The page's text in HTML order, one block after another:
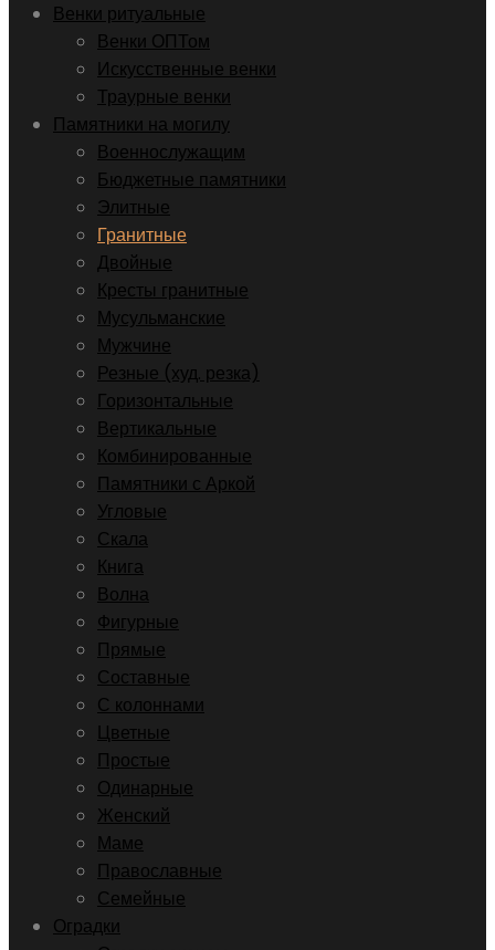
Венки ритуальные
Венки ОПТом
Искусственные венки
Траурные венки
Памятники на могилу
Военнослужащим
Бюджетные памятники
Элитные
Гранитные
Двойные
Кресты гранитные
Мусульманские
Мужчине
Резные (худ. резка)
Горизонтальные
Вертикальные
Комбинированные
Памятники с Аркой
Угловые
Скала
Книга
Волна
Фигурные
Прямые
Составные
С колоннами
Цветные
Простые
Одинарные
Женский
Маме
Православные
Семейные
Оградки